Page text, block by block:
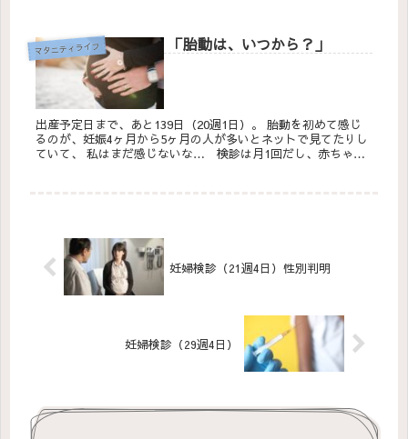
マタニティライフ 「胎動は、いつから？」
出産予定日まで、あと139日（20週1日）。 胎動を初めて感じ
るのが、妊娠4ヶ月から5ヶ月の人が多いとネットで見てたりし
ていて、 私はまだ感じないな… 検診は月1回だし、赤ちゃん
妊婦検診（21週4日）性別判明
妊婦検診（29週4日）